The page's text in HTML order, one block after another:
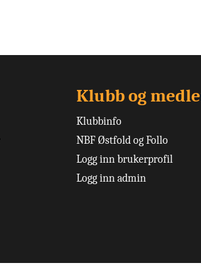
Klubb og
Klubbinfo
NBF Østfold og Follo
Logg inn brukerprofil
Logg inn admin